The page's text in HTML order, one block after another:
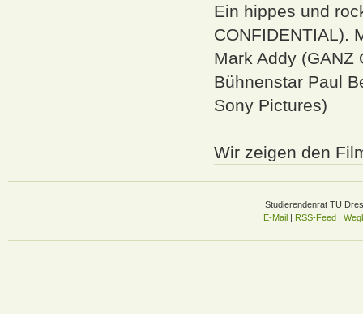
Ein hippes und
CONFIDENTIAL).
Mark Addy (GANZ
Bühnenstar Paul
Sony Pictures)
Wir zeigen den
Studierendenrat TU
E-Mail| RSS-Feed|